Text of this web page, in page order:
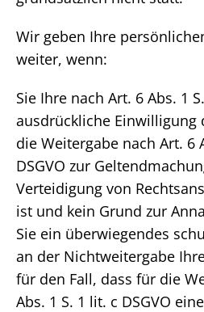
Wir geben Ihre
weiter, wenn:
Sie Ihre nach Art. 6 Abs. 1
ausdrückliche Einwilligung
die Weitergabe nach Art. 6
DSGVO zur
Verteidigung von
ist und kein Grund zur
Sie ein überwiegendes
an der Nichtweitergabe
für den Fall, dass für die
Abs. 1 S. 1 lit. c DSGVO